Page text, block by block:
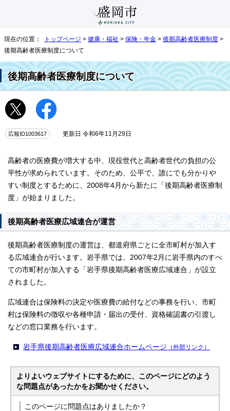
現在の位置： トップページ > 健康・福祉 > 保険・年金 > 後期高齢者医療制度 >
後期高齢者医療制度について
後期高齢者医療制度について
広報ID1003617 更新日 令和6年11月29日
高齢者の医療費が増大する中、現役世代と高齢者世代の負担の公
平性が求められています。そのため、公平で、誰にでも分かりや
すい制度とするために、2008年4月から新たに「後期高齢者医療制
度」が始まりました。
後期高齢者医療広域連合が運営
後期高齢者医療制度の運営は、都道府県ごとに全市町村が加入す
る広域連合が行います。岩手県では、2007年2月に岩手県内のすべ
ての市町村が加入する「岩手県後期高齢者医療広域連合」が設立
されました。
広域連合は保険料の決定や医療費の給付などの事務を行い、市町
村は保険料の徴収や各種申請・届出の受付、資格確認書の引渡し
などの窓口業務を行います。
岩手県後期高齢者医療広域連合ホームページ （外部リンク）
よりよいウェブサイトにするために、このページにどのよう
な問題点があったかをお聞かせください。
このページに問題点はありましたか？